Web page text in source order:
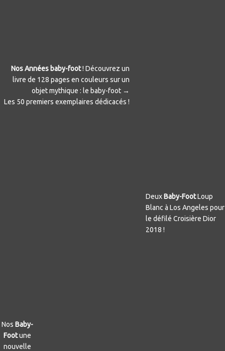
Nos Années baby-foot! Découvrez un
livre de 128 pages en couleurs sur un
objet mythique : le baby-foot →
Les 50 premiers exemplaires dédicacés !
DeuxBaby-FootLoup
Blanc à Los Angeles pour
le défilé Croisière Dior
2018 !
Nos Baby-
Footune
nouvelle